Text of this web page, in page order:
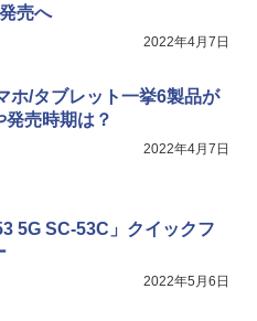
売へ
2022年4月7日
ホ/タブレット一挙6製品が
売時期は？
2022年4月7日
5G SC-53C」クイックフ
2022年5月6日